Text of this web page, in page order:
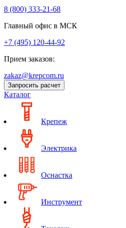
8 (800) 333‑21-68
Главный офис в МСК
+7 (495) 120-44-92
Прием заказов:
zakaz@krepcom.ru
Запросить расчет
Каталог
Крепеж
Электрика
Оснастка
Инструмент